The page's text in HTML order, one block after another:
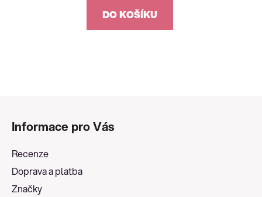
DO KOŠÍKU
Informace pro Vás
Recenze
Doprava a platba
Značky